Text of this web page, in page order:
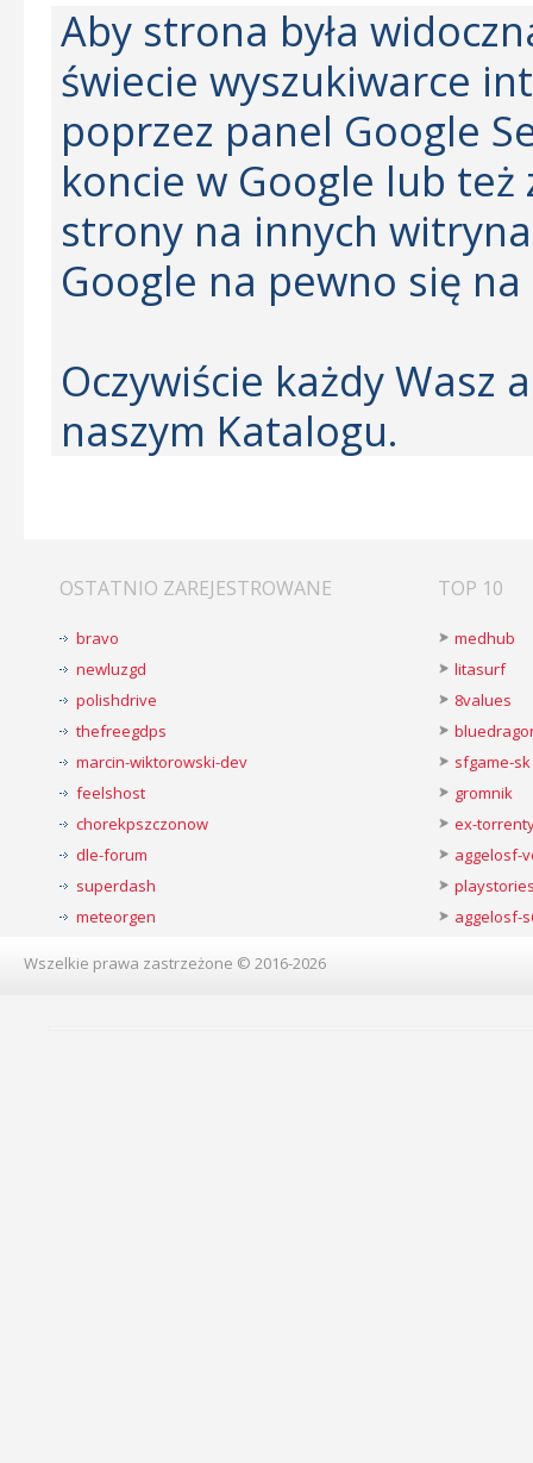
Aby strona była
świecie wyszukiwarce
poprzez panel Google
koncie w Google lub
strony na innych
Google na pewno się
Oczywiście każdy Wasz
naszym Katalogu.
OSTATNIO ZAREJESTROWANE
bravo
newluzgd
polishdrive
thefreegdps
marcin-wiktorowski-dev
feelshost
chorekpszczonow
dle-forum
superdash
meteorgen
TOP 10
medhub
litasurf
8values
sfgame-sk
gromnik
ex-
aggelosf-
aggelosf-
Wszelkie prawa zastrzeżone © 2016-2026